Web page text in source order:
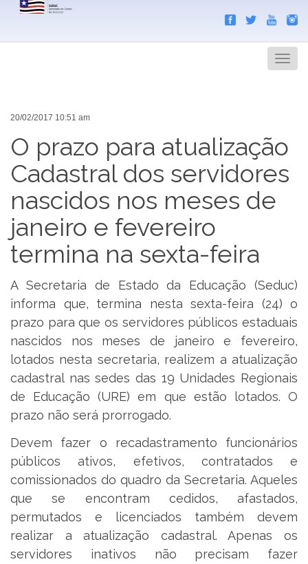
Menu
20/02/2017 10:51 am
O prazo para atualização
Cadastral dos servidores
nascidos nos meses de
janeiro e fevereiro
termina na sexta-feira
A Secretaria de Estado da Educação (Seduc)
informa que, termina nesta sexta-feira (24) o
prazo para que os servidores públicos estaduais
nascidos nos meses de janeiro e fevereiro,
lotados nesta secretaria, realizem a atualização
cadastral nas sedes das 19 Unidades Regionais
de Educação (URE) em que estão lotados. O
prazo não será prorrogado.
Devem fazer o recadastramento funcionários
públicos ativos, efetivos, contratados e
comissionados do quadro da Secretaria. Aqueles
que se encontram cedidos, afastados,
permutados e licenciados também devem
realizar a atualização cadastral. Apenas os
servidores inativos não precisam fazer